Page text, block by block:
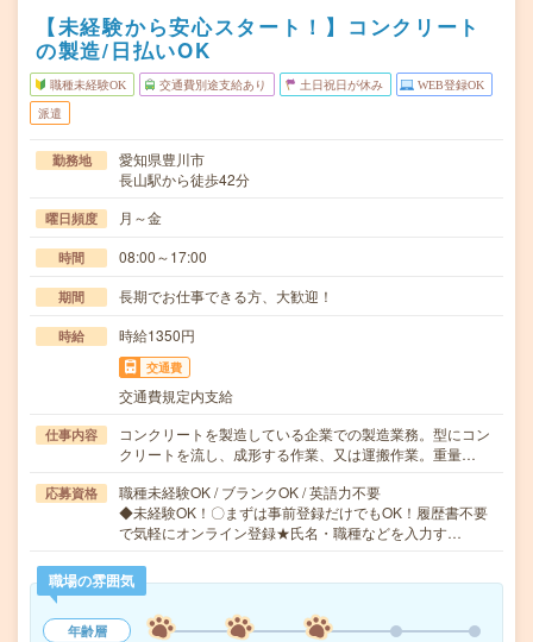
【未経験から安心スタート！】コンクリート
の製造/日払いOK
職種未経験OK 交通費別途支給あり 土日祝日が休み WEB登録OK
派遣
勤務地
愛知県豊川市
長山駅から徒歩42分
曜日頻度 月～金
時間 08:00～17:00
期間 長期でお仕事できる方、大歓迎！
時給 時給1350円
交通費
交通費規定内支給
仕事内容
コンクリートを製造している企業での製造業務。型にコン
クリートを流し、成形する作業、又は運搬作業。重量…
応募資格
職種未経験OK / ブランクOK / 英語力不要
◆未経験OK！〇まずは事前登録だけでもOK！履歴書不要
で気軽にオンライン登録★氏名・職種などを入力す…
職場の雰囲気
年齢層